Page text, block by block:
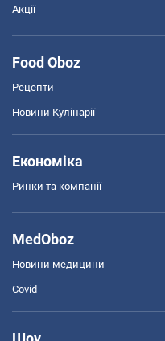
Акції
Food Oboz
Рецепти
Новини Кулінарії
Економіка
Ринки та компанії
MedOboz
Новини медицини
Covid